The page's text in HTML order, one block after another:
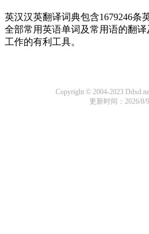
英汉汉英翻译词典包含1679246条
全部常用英语单词及常用语的翻
工作的有利工具。
Copyright © 2004-2023
更新时间：2026/8/